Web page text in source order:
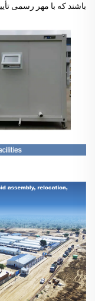
باشند که با مهر رسمی